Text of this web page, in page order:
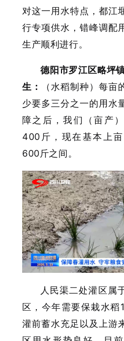
对这一用水特点，都江
行专项供水，错峰调配
生产顺利进行。
德阳市罗江区略坪
生：
（水稻制种）每亩
少要多三分之一的用水
障之后，我们（亩产
400斤，现在基本上
600斤之间。
人民渠二处灌区属
区，今年需要保栽水稻
灌前蓄水充足以及上游